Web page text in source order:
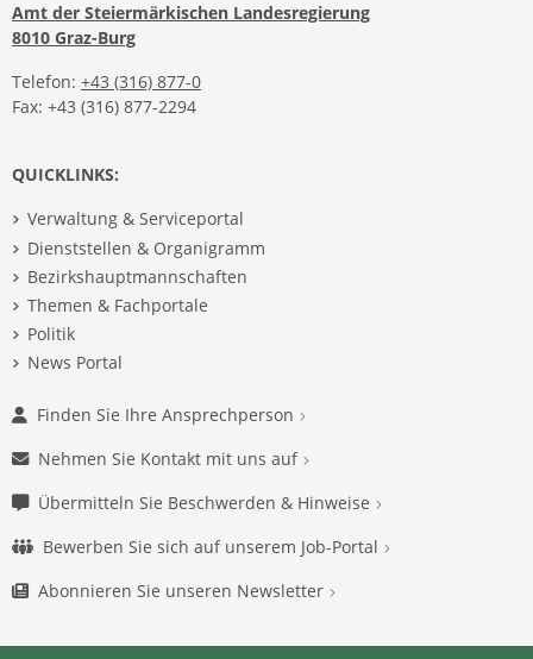
Amt der Steiermärkischen Landesregierung
8010 Graz-Burg
Telefon: +43 (316) 877-0
Fax: +43 (316) 877-2294
QUICKLINKS:
Verwaltung & Serviceportal
Dienststellen & Organigramm
Bezirkshauptmannschaften
Themen & Fachportale
Politik
News Portal
Finden Sie Ihre Ansprechperson
Nehmen Sie Kontakt mit uns auf
Übermitteln Sie Beschwerden & Hinweise
Bewerben Sie sich auf unserem Job-Portal
Abonnieren Sie unseren Newsletter